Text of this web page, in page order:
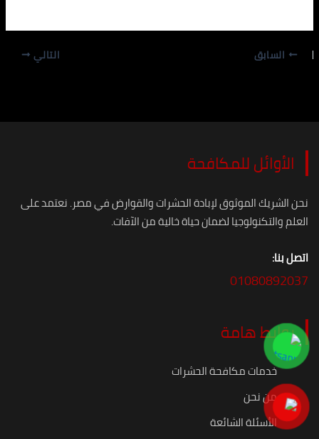
السابق التالي
الأوائل للمكافحة
نحن الشريك الموثوق لإبادة الحشرات والقوارض في مصر. نعتمد على
العلم والتكنولوجيا لضمان حياة خالية من الآفات.
اتصل بنا:
01080892037
روابط هامة
خدمات مكافحة الحشرات
من نحن
الأسئلة الشائعة